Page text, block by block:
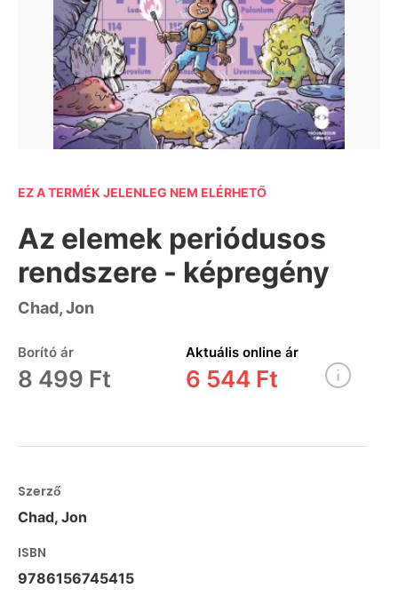
EZ A TERMÉK JELENLEG NEM ELÉRHETŐ
Az elemek periódusos
rendszere - képregény
Chad, Jon
Borító ár
8 499 Ft
Aktuális online ár
6 544 Ft
Szerző
Chad, Jon
ISBN
9786156745415